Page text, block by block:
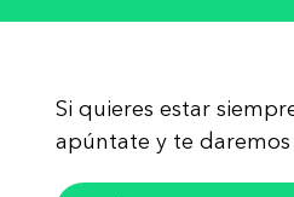
Si quieres estar
apúntate y te